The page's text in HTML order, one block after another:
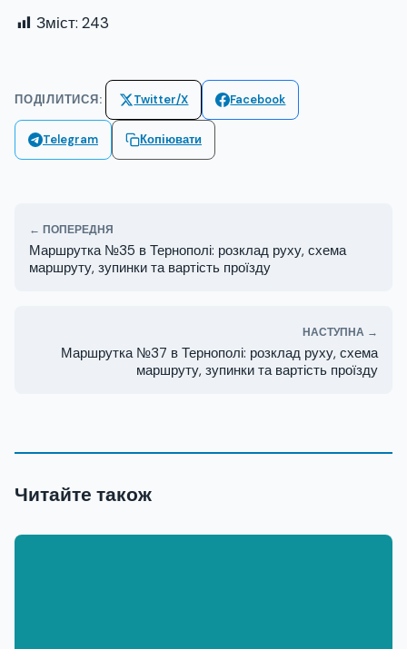
Зміст: 243
ПОДІЛИТИСЯ: Twitter/X Facebook
Telegram Копіювати
← ПОПЕРЕДНЯ
Маршрутка №35 в Тернополі: розклад руху, схема
маршруту, зупинки та вартість проїзду
НАСТУПНА →
Маршрутка №37 в Тернополі: розклад руху, схема
маршруту, зупинки та вартість проїзду
Читайте також